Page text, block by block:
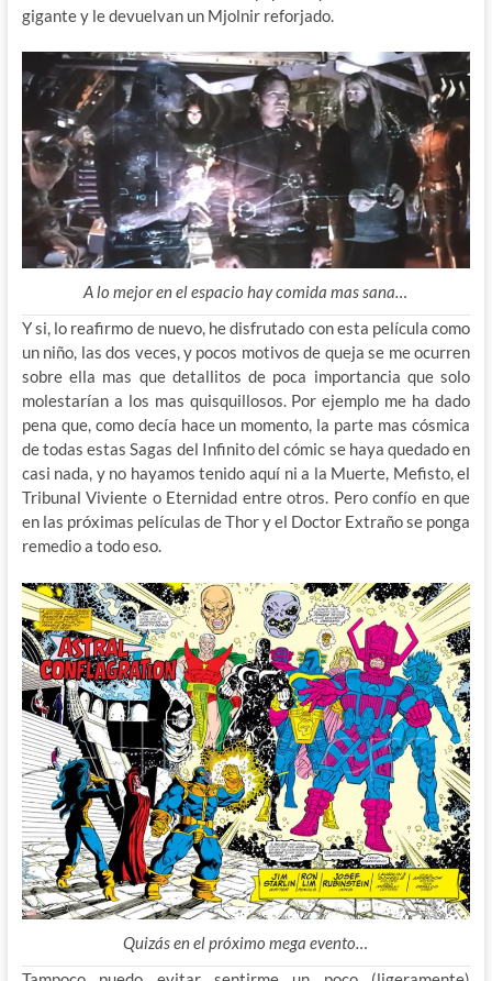
gigante y le devuelvan un Mjolnir reforjado.
A lo mejor en el espacio hay comida mas sana…
Y si, lo reafirmo de nuevo, he disfrutado con esta película como
un niño, las dos veces, y pocos motivos de queja se me ocurren
sobre ella mas que detallitos de poca importancia que solo
molestarían a los mas quisquillosos. Por ejemplo me ha dado
pena que, como decía hace un momento, la parte mas cósmica
de todas estas Sagas del Infinito del cómic se haya quedado en
casi nada, y no hayamos tenido aquí ni a la Muerte, Mefisto, el
Tribunal Viviente o Eternidad entre otros. Pero confío en que
en las próximas películas de Thor y el Doctor Extraño se ponga
remedio a todo eso.
Quizás en el próximo mega evento…